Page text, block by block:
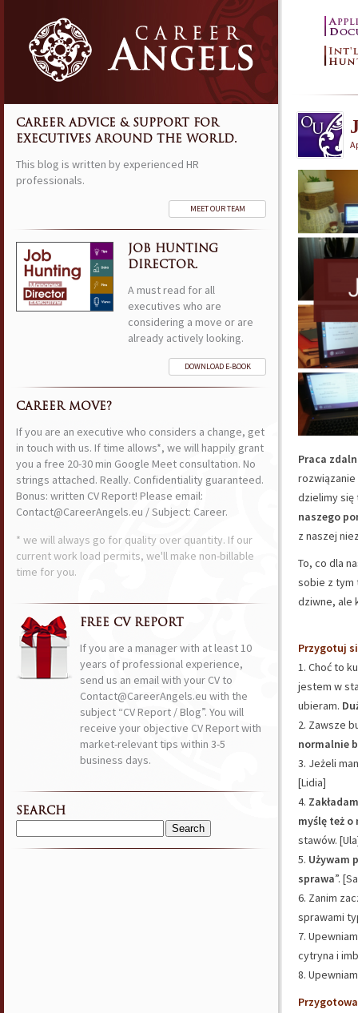
Praca
dzielimy się
naszego
z naszej
To, co dla
sobie z tym
dziwne, ale
Przygotuj
1. Choć to
jestem w
ubieram.
2. Zawsze
normalnie
3. Jeżeli
[Lidia]
4.
myślę też
stawów.
5. Używam
sprawa”.
6. Zanim
sprawami
7.
cytryna i
8.
CAREER ADVICE & SUPPORT FOR
EXECUTIVES AROUND THE WORLD.
This blog is written by experienced HR
professionals.
MEET OUR TEAM
JOB HUNTING
DIRECTOR.
A must read for all
executives who are
considering a move or are
already actively looking.
DOWNLOAD E-BOOK
CAREER MOVE?
If you are an executive who considers a change, get
in touch with us. If time allows*, we will happily grant
you a free 20-30 min Google Meet consultation. No
strings attached. Really. Confidentiality guaranteed.
Bonus: written CV Report! Please email:
Contact@CareerAngels.eu / Subject: Career.
* we will always go for quality over quantity. If our
current work load permits, we'll make non-billable
time for you.
FREE CV REPORT
If you are a manager with at least 10
years of professional experience,
send us an email with your CV to
Contact@CareerAngels.eu with the
subject “CV Report / Blog”. You will
receive your objective CV Report with
market-relevant tips within 3-5
business days.
SEARCH
Search
for: